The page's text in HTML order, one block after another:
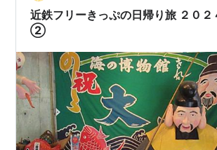
MUSEUMじゃなくてSEA-FOLK（海の民
ったんですね。 展…
近鉄フリーきっぷの日帰り旅 ２０２
②